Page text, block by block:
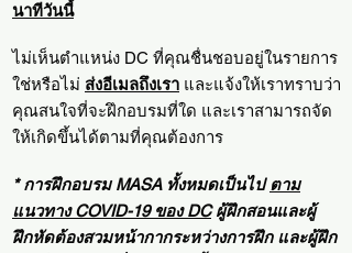
นาทีวันนี้
ไม่เห็นตำแหน่ง DC ที่คุณชื่นชอบอยู่ในรายการ
ใช่หรือไม่ ส่งอีเมลถึงเรา และแจ้งให้เราทราบว่า
คุณสนใจที่จะฝึกอบรมที่ใด และเราสามารถจัด
ให้เกิดขึ้นได้ตามที่คุณต้องการ
* การฝึกอบรม MASA ทั้งหมดเป็นไป ตาม
แนวทาง COVID-19 ของ DCผู้ฝึกสอนและผู้
ฝึกหัดต้องสวมหน้ากากระหว่างการฝึก และผู้ฝึก